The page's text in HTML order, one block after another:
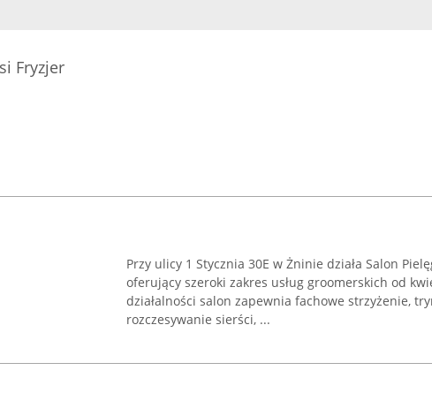
Fryzjer
Przy ulicy 1 Stycznia 30E w Żninie działa Salon
oferujący szeroki zakres usług groomerskich od
działalności salon zapewnia fachowe strzyżenie,
rozczesywanie sierści, ...